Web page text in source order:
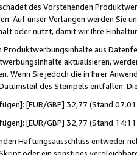
des Vorstehenden
Auf unser Verlangen werden Sie
oder nutzt, damit wir Ihre
Produktwerbungsinhalte aus
aktualisieren,
Wenn Sie jedoch die in Ihrer
des Stempels entfallen.
[EUR/GBP] 32,77 (Stand
[EUR/GBP] 32,77 (Stand
Haftungsausschluss entweder
oder ein sonstiges